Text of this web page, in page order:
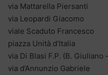
via Mattarella Piersanti
via Leopardi Giacomo
viale Scaduto Francesco
piazza Unità d’Italia
via Di Blasi F.P. (B. Giuliano
via d’Annunzio Gabriele